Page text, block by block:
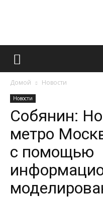
Домой Новости
Новости
Собянин:
метро
с помощью